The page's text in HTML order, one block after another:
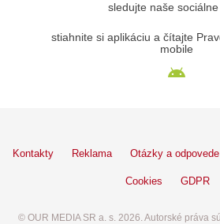
sledujte naše
stiahnite si aplikáciu a čítajte
mobile
Kontakty Reklama Otázky a odpovede
Cookies GDPR
© OUR MEDIA SR a. s. 2026. Autorské práva